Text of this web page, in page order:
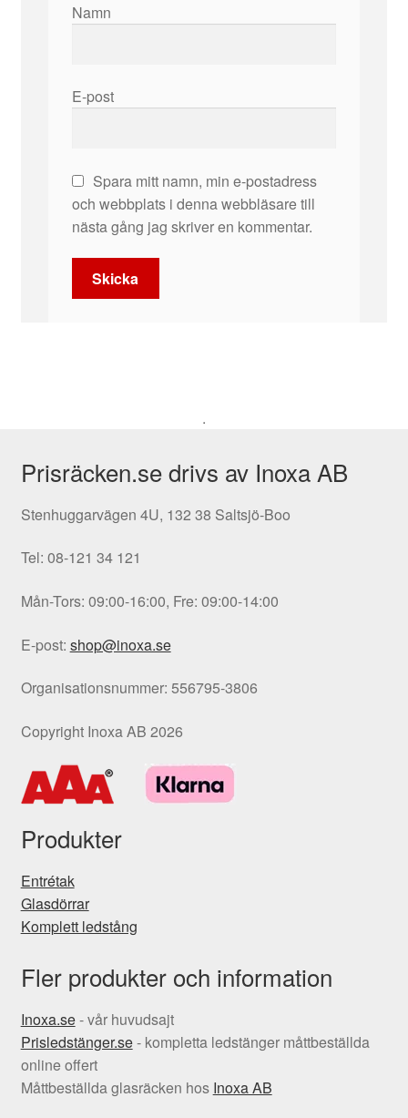
Namn
E-post
Spara mitt namn, min e-postadress
och webbplats i denna webbläsare till
nästa gång jag skriver en kommentar.
.
Prisräcken.se drivs av Inoxa AB
Stenhuggarvägen 4U, 132 38 Saltsjö-Boo
Tel: 08-121 34 121
Mån-Tors: 09:00-16:00, Fre: 09:00-14:00
E-post: shop@inoxa.se
Organisationsnummer: 556795-3806
Copyright Inoxa AB 2026
Produkter
Entrétak
Glasdörrar
Komplett ledstång
Fler produkter och information
Inoxa.se- vår huvudsajt
Prisledstänger.se- kompletta ledstänger måttbeställda
online offert
Måttbeställda glasräcken hos Inoxa AB